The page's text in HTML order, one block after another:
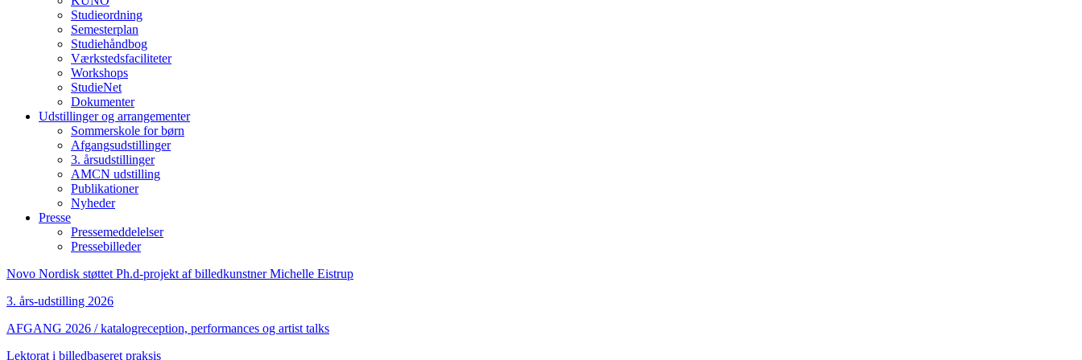
Studieordning
Semesterplan
Studiehåndbog
Værkstedsfaciliteter
Workshops
StudieNet
Dokumenter
Udstillinger og arrangementer
Sommerskole for børn
Afgangsudstillinger
3. årsudstillinger
AMCN udstilling
Publikationer
Nyheder
Presse
Pressemeddelelser
Pressebilleder
Novo Nordisk støttet Ph.d-projekt af billedkunstner Michelle Eistrup
3. års-udstilling 2026
AFGANG 2026 / katalogreception, performances og artist talks
Lektorat i billedbaseret praksis